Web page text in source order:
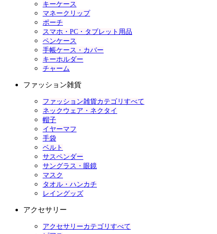
キーケース
マネークリップ
ポーチ
スマホ・PC・タブレット用品
ペンケース
手帳ケース・カバー
キーホルダー
チャーム
ファッション雑貨
ファッション雑貨カテゴリすべて
ネックウェア・ネクタイ
帽子
イヤーマフ
手袋
ベルト
サスペンダー
サングラス・眼鏡
マスク
タオル・ハンカチ
レイングッズ
アクセサリー
アクセサリーカテゴリすべて